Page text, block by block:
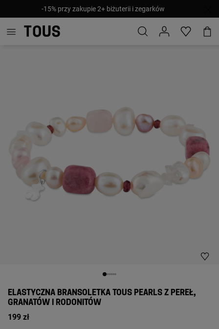
-15% przy zakupie 2+ biżuterii i zegarków
ELASTYCZNA BRANSOLETKA TOUS PEARLS Z PEREŁ,
GRANATÓW I RODONITÓW
199 zł